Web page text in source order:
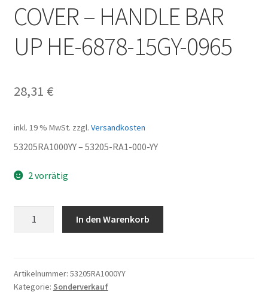
COVER – HANDLE BAR
UP HE-6878-15GY-0965
28,31 €
inkl. 19 % MwSt. zzgl. Versandkosten
53205RA1000YY – 53205-RA1-000-YY
2 vorrätig
UP
HE-
In den Warenkorb
Artikelnummer: 53205RA1000YY
Kategorie: Sonderverkauf